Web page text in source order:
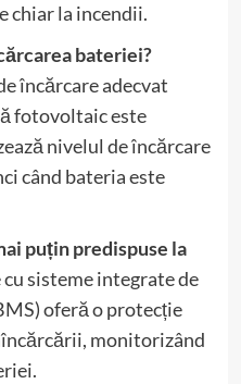
chiar la incendii.
bateriei?
încărcare adecvat
fotovoltaic este
nivelul de încărcare
când bateria este
puțin predispuse la
sisteme integrate de
oferă o protecție
monitorizând